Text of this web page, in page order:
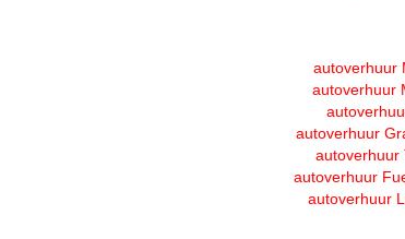
autoverhuur
autoverhuur
autoverhuur
autoverhuur
autoverhuur
autoverhuur